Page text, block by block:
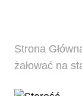
Strona
żałować na